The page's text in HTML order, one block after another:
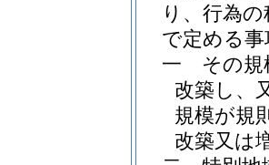
り、行為
で定める
一
その
改築し、
規模が規
改築又は